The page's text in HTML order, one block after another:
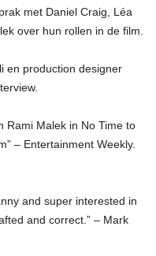
met Daniel Craig, Léa
over hun rollen in de film.
en production designer
Rami Malek in No Time to
– Entertainment Weekly.
and super interested in
and correct.” – Mark